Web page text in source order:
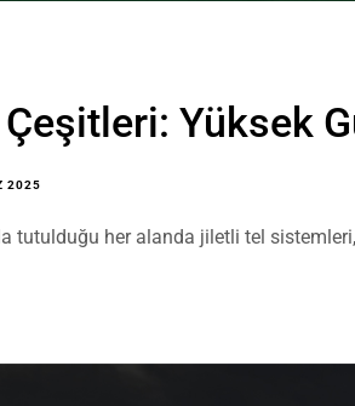
Yüksek
2025
tutulduğu her alanda jiletli tel sistemleri,